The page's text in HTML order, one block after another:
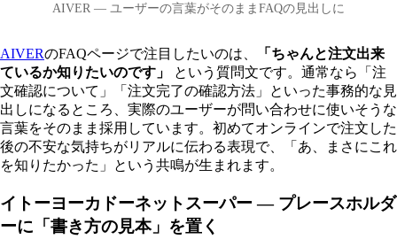
AIVER — ユーザーの言葉がそのままFAQの見出しに
AIVERのFAQページで注目したいのは、
「ちゃんと注文出来
ているか知りたいのです」
という質問文です。通常なら「注
文確認について」「注文完了の確認方法」といった事務的な見
出しになるところ、実際のユーザーが問い合わせに使いそうな
言葉をそのまま採用しています。初めてオンラインで注文した
後の不安な気持ちがリアルに伝わる表現で、「あ、まさにこれ
を知りたかった」という共鳴が生まれます。
イトーヨーカドーネットスーパー — プレースホルダ
ーに「書き方の見本」を置く